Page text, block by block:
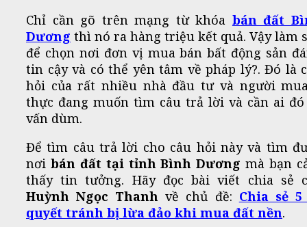
Chỉ cần gõ trên mạng từ khóa bán đất
Dương thì nó ra hàng triệu kết quả. Vậy làm
để chọn nơi đơn vị mua bán bất động sản
tin cậy và có thể yên tâm về pháp lý?. Đó là
hỏi của rất nhiều nhà đầu tư và người
thực đang muốn tìm câu trả lời và cần ai
vấn dùm.
Để tìm câu trả lời cho câu hỏi này và tìm
nơi bán đất tại tỉnh Bình Dương mà bạn
thấy tin tưởng. Hãy đọc bài viết chia sẻ
Huỳnh Ngọc Thanh về chủ đề: Chia sẻ
quyết tránh bị lừa đảo khi mua đất nền.